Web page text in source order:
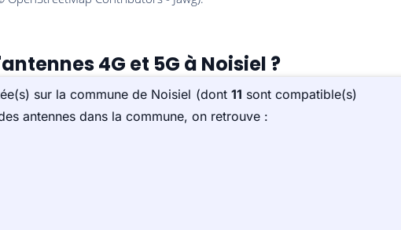
4G et 5G à Noisiel ?
sur la commune de Noisiel (dont 11 sont compatible(s)
antennes dans la commune, on retrouve :